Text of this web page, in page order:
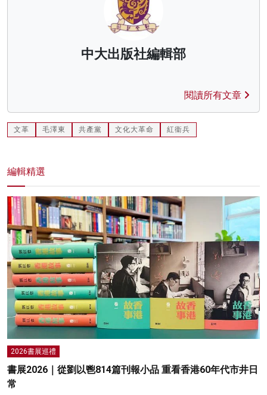
中大出版社編輯部
閱讀所有文章
文革 毛澤東 共產黨 文化大革命 紅衞兵
編輯精選
2026書展巡禮
書展2026｜從劉以鬯814篇刊報小品 重看香港60年代市井日
常